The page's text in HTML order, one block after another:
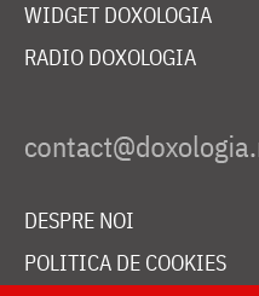
WIDGET DOXOLOGIA
RADIO DOXOLOGIA
DESPRE NOI
POLITICA DE COOKIES